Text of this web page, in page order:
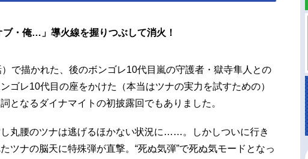
ブ・俺…」導火線を握りつぶして消火！
で描かれた、後のボンゴレ10代目嵐の守護者・獄寺隼人との
ゴレ10代目の座をかけた（本当はツナの実力を試すための）
となるダイナマイトの初披露回でもありました。
丸腰のツナは逃げるほかない状況に……。しかしついに行き
ツナの脳天に特殊弾が直撃。“死ぬ気弾”で死ぬ気モードとなっ